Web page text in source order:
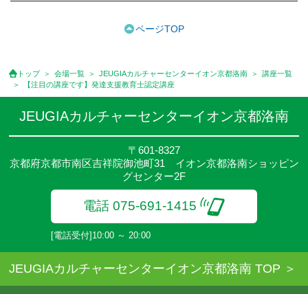
ております。また一部の講座では別途傷害保険料も含まれており
●資格認定講座の試験料・認定料などは別途要しますのでお問い合
せください。
●講座は、月4回(週1回),月3回,2回,1回,臨時講座いろいろあります
のでご確認ください。
●参加人数が一定に満たない場合、体験や講座開講を中止または延
●その他、詳しい内容については、ご入会時にご説明をさせていた
ページTOP
トップ 会場一覧 JEUGIAカルチャーセンターイオン京都洛南
講座一覧
【注目の講座です】発達支援教育士認定講座
JEUGIAカルチャーセンターイオン京都洛南
〒601-8327
京都府京都市南区吉祥院御池町31 イオン京都洛南ショッピン
グセンター2F
電話 075-691-1415
[電話受付]10:00 ～ 20:00
JEUGIAカルチャーセンターイオン京都洛南 TOP